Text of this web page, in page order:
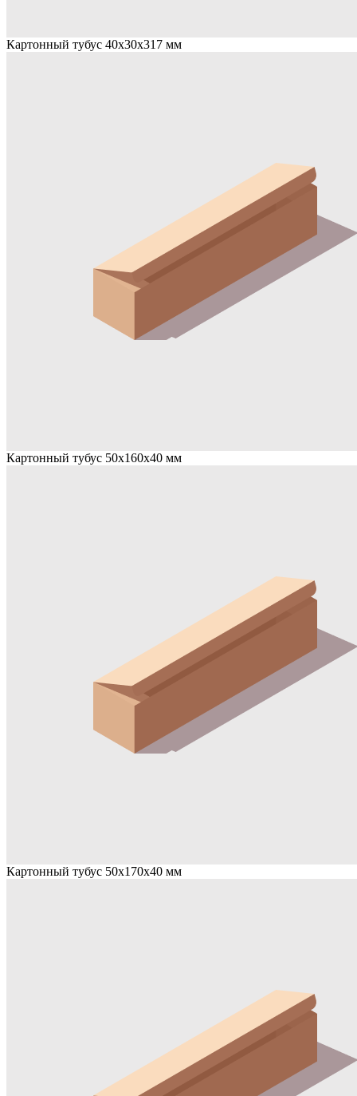
Картонный тубус 40х30х317 мм
Картонный тубус 50х160х40 мм
Картонный тубус 50х170х40 мм